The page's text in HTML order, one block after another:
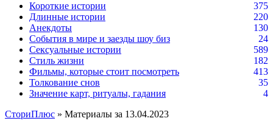
Короткие истории
375
Длинные истории
220
Анекдоты
130
События в мире и заезды шоу биз
24
Сексуальные истории
589
Стиль жизни
182
Фильмы, которые стоит посмотреть
413
Толкование снов
35
Значение карт, ритуалы, гадания
4
СториПлюс » Материалы за 13.04.2023